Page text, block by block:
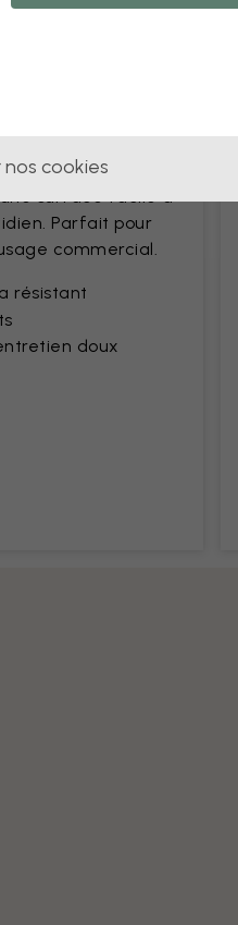
surface facile à
Parfait pour
commercial.
résistant
doux
nos cookies